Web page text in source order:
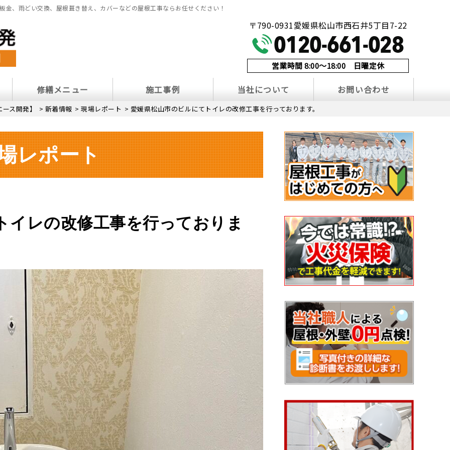
、雨どい交換、屋根葺き替え、カバーなどの屋根工事ならお任せください！
〒790-0931愛媛県松山市西石井5丁目7-22
営業時間 8:00～18:00 日曜定休
修繕メニュー 施工事例 当社について お問い合わせ
ス開発】 > 新着情報 > 現場レポート > 愛媛県松山市のビルにてトイレの改修工事を行っております。
レポート
イレの改修工事を行っておりま